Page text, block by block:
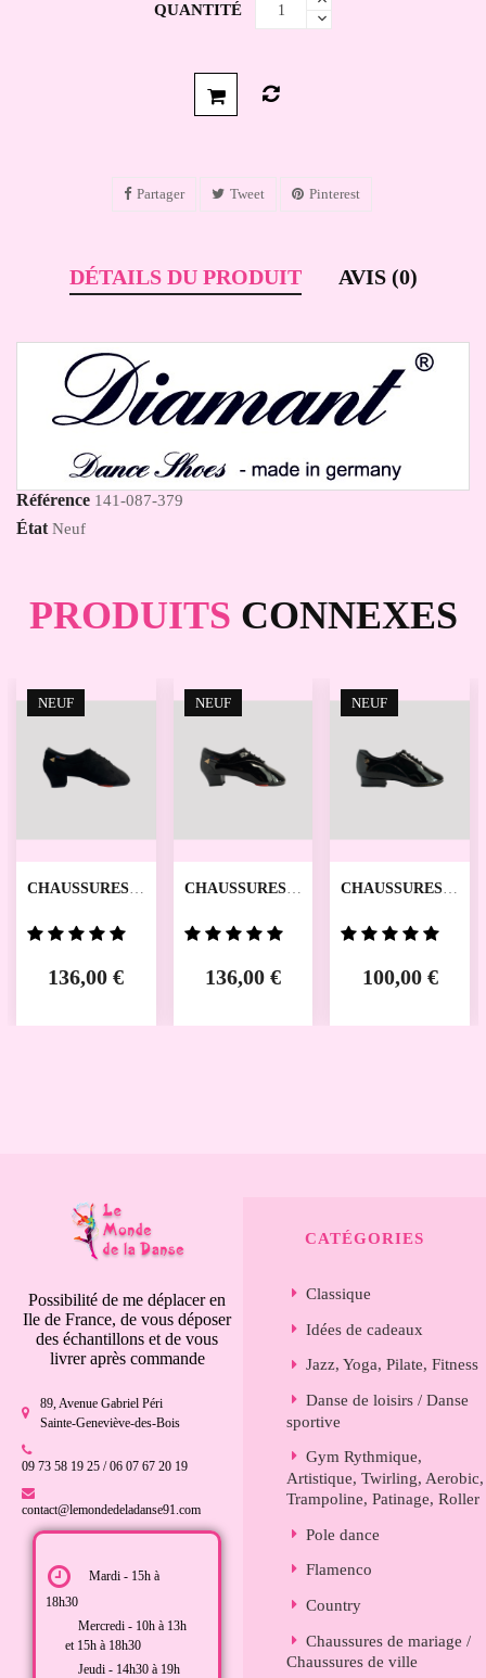
QUANTITÉ
Partager Tweet Pinterest
DÉTAILS DU PRODUIT AVIS (0)
Référence 141-087-379
État Neuf
PRODUITS CONNEXES
NEUF
CHAUSSURES
SPORTIVE
ADULTES REAL
DANCE
136,00 €
NEUF
CHAUSSURES
SPORTIVE
ADULTES REAL
DANCE
136,00 €
NEUF
CHAUSSURES
SPORTIVE
REAL DANCE
100,00 €
Possibilité de me déplacer en
Ile de France, de vous déposer
des échantillons et de vous
livrer après commande
89, Avenue Gabriel Péri
Sainte-Geneviève-des-Bois
09 73 58 19 25 / 06 07 67 20 19
contact@lemondedeladanse91.com
Mardi - 15h à
18h30
Mercredi - 10h à 13h
et 15h à 18h30
Jeudi - 14h30 à 19h
CATÉGORIES
Classique
Idées de cadeaux
Jazz, Yoga, Pilate, Fitness
Danse de loisirs / Danse
sportive
Gym Rythmique,
Artistique, Twirling, Aerobic,
Trampoline, Patinage, Roller
Pole dance
Flamenco
Country
Chaussures de mariage /
Chaussures de ville